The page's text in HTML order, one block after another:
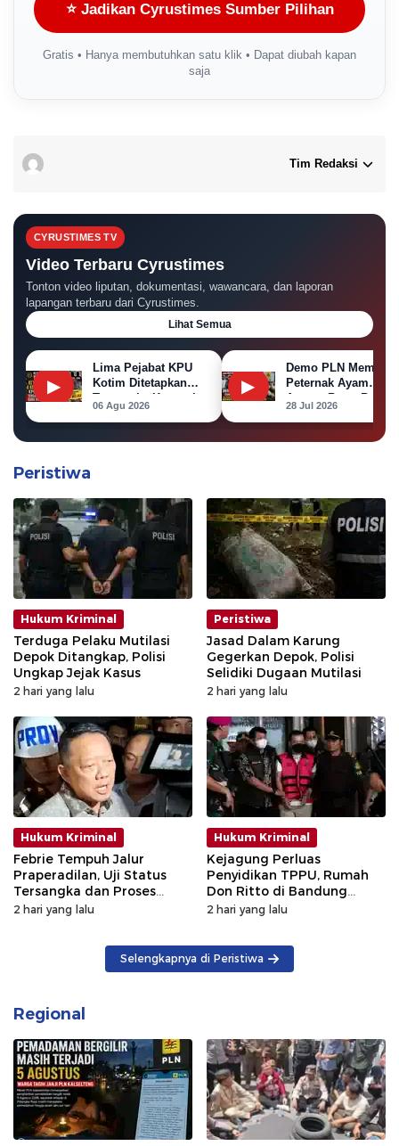
⭐ Jadikan Cyrustimes Sumber Pilihan
Gratis • Hanya membutuhkan satu klik • Dapat diubah kapan
saja
Tim Redaksi
CYRUSTIMES TV
Video Terbaru Cyrustimes
Tonton video liputan, dokumentasi, wawancara, dan laporan
lapangan terbaru dari Cyrustimes.
Lihat Semua
▶
Lima Pejabat KPU
Kotim Ditetapkan
Tersangka Korupsi
Dana Hibah Pilkada
06 Agu 2026
▶
Demo PLN
Peternak Ayam
Ancam Bawa
Ayam ke Kantor PLN
28 Jul 2026
Peristiwa
Hukum Kriminal
Terduga Pelaku Mutilasi
Depok Ditangkap, Polisi
Ungkap Jejak Kasus
2 hari yang lalu
Peristiwa
Jasad Dalam Karung
Gegerkan Depok, Polisi
Selidiki Dugaan Mutilasi
2 hari yang lalu
Hukum Kriminal
Febrie Tempuh Jalur
Praperadilan, Uji Status
Tersangka dan Proses
Penyidikan
2 hari yang lalu
Hukum Kriminal
Kejagung Perluas
Penyidikan TPPU, Rumah
Don Ritto di Bandung
Digeledah
2 hari yang lalu
Selengkapnya di Peristiwa
Regional